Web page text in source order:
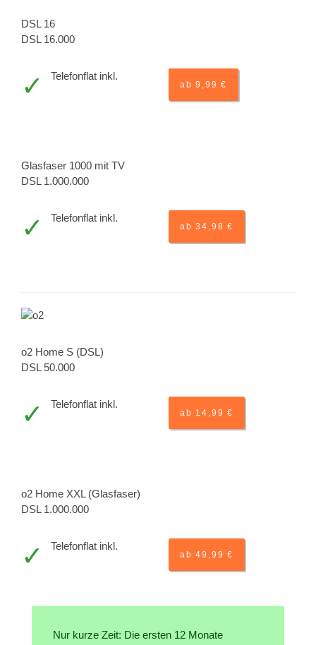
DSL 16
DSL 16.000
Telefonflat inkl.
ab 9,99 €
Glasfaser 1000 mit TV
DSL 1.000.000
Telefonflat inkl.
ab 34,98 €
o2 Home S (DSL)
DSL 50.000
Telefonflat inkl.
ab 14,99 €
o2 Home XXL (Glasfaser)
DSL 1.000.000
Telefonflat inkl.
ab 49,99 €
Nur kurze Zeit: Die ersten 12 Monate